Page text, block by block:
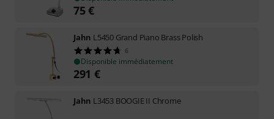
75€
Jahn L5450 Grand Piano Brass Polish
6
Disponible immédiatement
291 €
Jahn L3453 BOOGIE II Chrome